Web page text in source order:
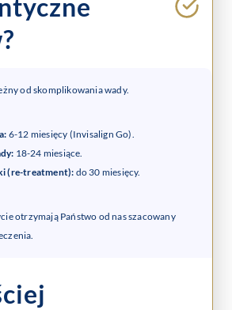
od skomplikowania wady.
6-12 miesięcy (Invisalign Go).
18-24 miesiące.
(re-treatment): do 30 miesięcy.
otrzymają Państwo od nas szacowany